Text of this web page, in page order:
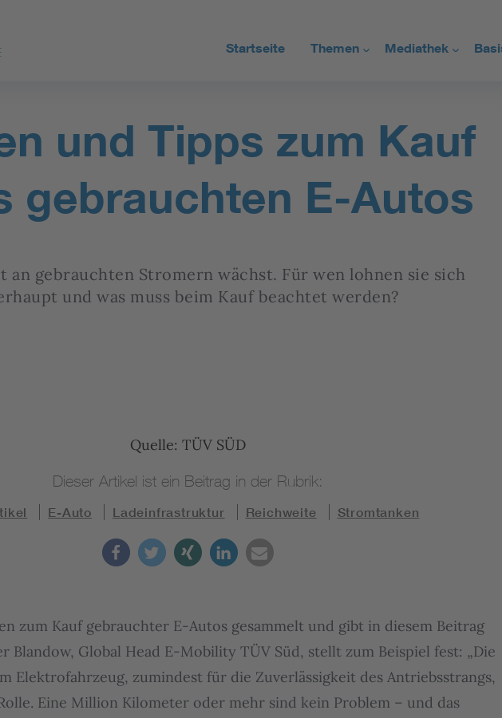
Startseite Themen
Erneuerbare Energien
Alle Artikel
Mediathek
Podcasts
Infografiken
Alle Medien
und Tipps zum Kauf
gebrauchten E-Autos
an gebrauchten Stromern wächst. Für wen lohnen sie sich
und was muss beim Kauf beachtet werden?
Quelle: TÜV SÜD
Dieser Artikel ist ein Beitrag in der Rubrik:
E-Auto Ladeinfrastruktur Reichweite Stromtanken
zum Kauf gebrauchter E-Autos gesammelt und gibt in diesem Beitrag
Blandow, Global Head E-Mobility TÜV Süd, stellt zum Beispiel fest: „Die
Elektrofahrzeug, zumindest für die Zuverlässigkeit des Antriebsstrangs,
Eine Million Kilometer oder mehr sind kein Problem ­­– und das